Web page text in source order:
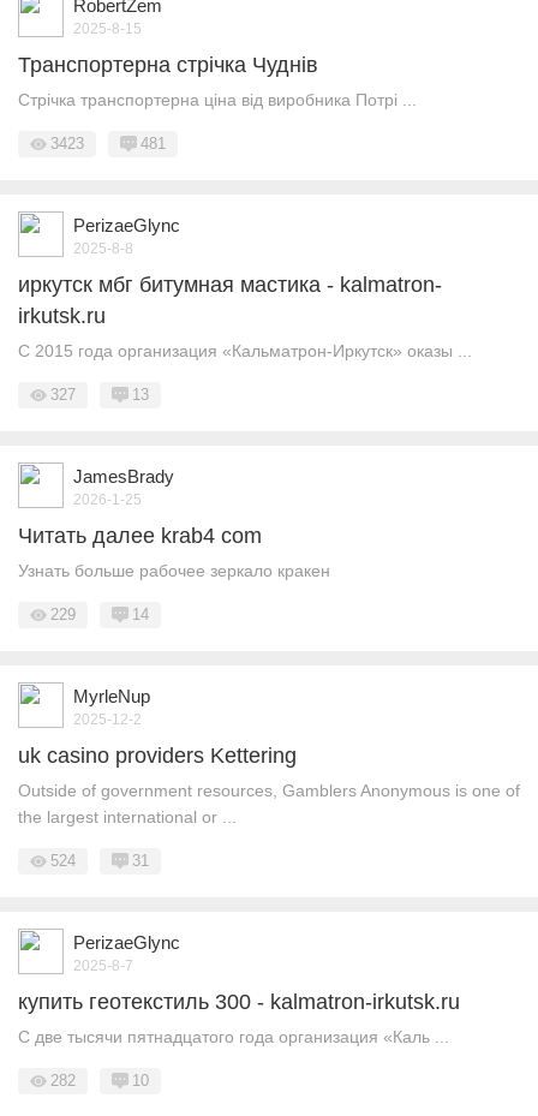
RobertZem
2025-8-15
Транспортерна стрічка Чуднів
Стрічка транспортерна ціна від виробника Потрі ...
3423 481
PerizaeGlync
2025-8-8
иркутск мбг битумная мастика - kalmatron-
irkutsk.ru
С 2015 года организация «Кальматрон-Иркутск» оказы ...
327 13
JamesBrady
2026-1-25
Читать далее krab4 com
Узнать больше рабочее зеркало кракен
229 14
MyrleNup
2025-12-2
uk casino providers Kettering
Outside of government resources, Gamblers Anonymous is one of
the largest international or ...
524 31
PerizaeGlync
2025-8-7
купить геотекстиль 300 - kalmatron-irkutsk.ru
С две тысячи пятнадцатого года организация «Каль ...
282 10